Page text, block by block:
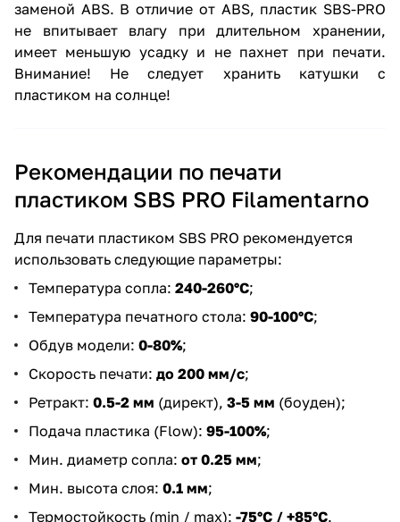
заменой ABS. В отличие от ABS, пластик SBS-PRO
не впитывает влагу при длительном хранении,
имеет меньшую усадку и не пахнет при печати.
Внимание! Не следует хранить катушки с
пластиком на солнце!
Рекомендации по печати
пластиком SBS PRO Filamentarno
Для печати пластиком SBS PRO рекомендуется
использовать следующие параметры:
Температура сопла: 240-260°С;
Температура печатного стола: 90-100°С;
Обдув модели: 0-80%;
Скорость печати: до 200 мм/с;
Ретракт: 0.5-2 мм (директ), 3-5 мм (боуден);
Подача пластика (Flow): 95-100%;
Мин. диаметр сопла: от 0.25 мм;
Мин. высота слоя: 0.1 мм;
Термостойкость (min / max): -75°С / +85°С.